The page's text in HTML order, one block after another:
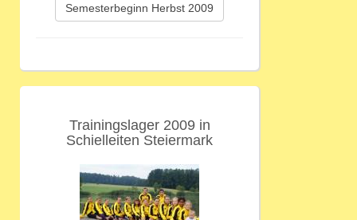
Semesterbeginn Herbst 2009
Trainingslager 2009 in
Schielleiten Steiermark